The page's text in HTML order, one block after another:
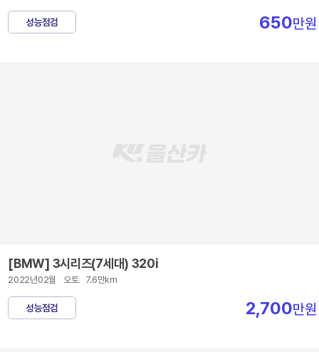
성능점검 650만원
[BMW] 3시리즈(7세대) 320i
2022년02월 오토 7.6만km
성능점검 2,700만원